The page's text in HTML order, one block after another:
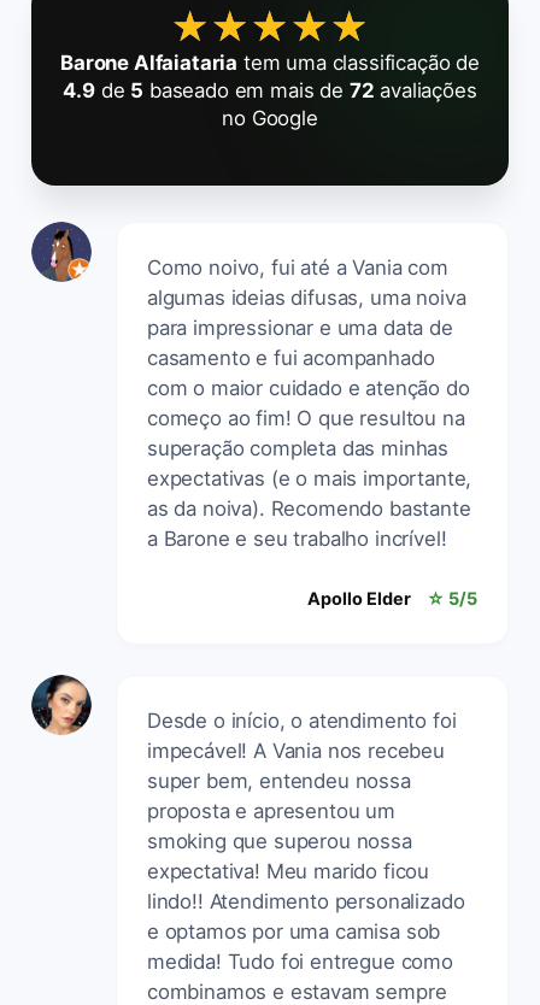
★★★★★
★★★★★
Barone Alfaiataria tem uma classificação de
4.9de 5 baseado em mais de 72 avaliações
no Google
Como noivo, fui até a Vania com
algumas ideias difusas, uma noiva
para impressionar e uma data de
casamento e fui acompanhado
com o maior cuidado e atenção do
começo ao fim! O que resultou na
superação completa das minhas
expectativas (e o mais importante,
as da noiva). Recomendo bastante
a Barone e seu trabalho incrível!
Apollo Elder ☆ 5/5
Desde o início, o atendimento foi
impecável! A Vania nos recebeu
super bem, entendeu nossa
proposta e apresentou um
smoking que superou nossa
expectativa! Meu marido ficou
lindo!! Atendimento personalizado
e optamos por uma camisa sob
medida! Tudo foi entregue como
combinamos e estavam sempre